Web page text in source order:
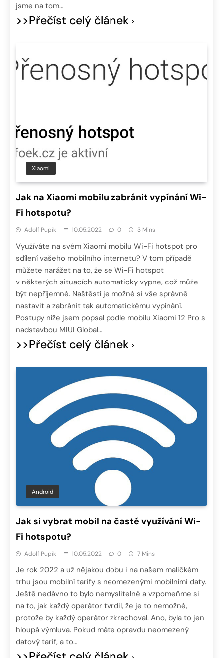
jsme na tom…
>>Přečíst celý článek
Xiaomi
Jak na Xiaomi mobilu zabránit vypínání Wi-
Fi hotspotu?
Adolf Pupík 10.05.2022 0 3 Mins
Využíváte na svém Xiaomi mobilu Wi-Fi hotspot pro
sdílení vašeho mobilního internetu? V tom případě
můžete narážet na to, že se Wi-Fi hotspot
v některých situacích automaticky vypne, což může
být nepříjemné. Naštěstí je možné si vše správně
nastavit a zabránit tak automatickému vypínání.
Postupy níže jsem popsal podle mobilu Xiaomi 12 Pro s
nadstavbou MIUI Global…
>>Přečíst celý článek
Android
Jak si vybrat mobil na časté využívání Wi-
Fi hotspotu?
Adolf Pupík 10.05.2022 0 7 Mins
Je rok 2022 a už nějakou dobu i na našem maličkém
trhu jsou mobilní tarify s neomezenými mobilními daty.
Ještě nedávno to bylo nemyslitelné a vzpomeňme si
na to, jak každý operátor tvrdil, že je to nemožné,
protože by každý operátor zkrachoval. Ano, byla to jen
hloupá výmluva. Pokud máte opravdu neomezený
datový tarif, a to…